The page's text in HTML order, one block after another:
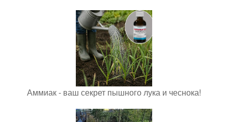
Аммиак - ваш секрет пышного лука и чеснока!